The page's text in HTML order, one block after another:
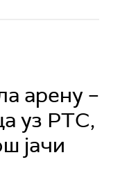
арену –
уз РТС,
јачи